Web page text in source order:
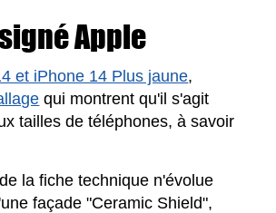
Apple
et iPhone 14 Plus jaune,
qui montrent qu'il s'agit
tailles de téléphones, à savoir
la fiche technique n'évolue
façade "Ceramic Shield",